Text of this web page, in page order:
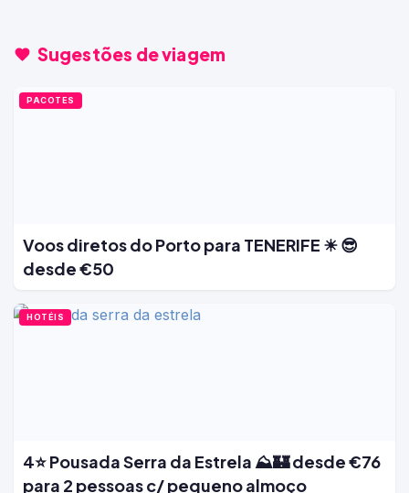
Sugestões de viagem
PACOTES
Voos diretos do Porto para TENERIFE ☀ 😎
desde €50
HOTÉIS
4⭐ Pousada Serra da Estrela ⛰️🏰 desde €76
para 2 pessoas c/ pequeno almoço